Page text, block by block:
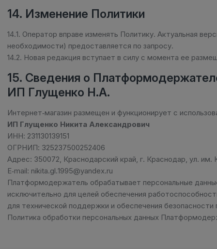
14. Изменение Политики
14.1. Оператор вправе изменять Политику. Актуальная
необходимости) предоставляется по запросу.
14.2. Новая редакция вступает в силу с момента ее
15. Сведения о
ИП Глущенко Н.А.
Интернет‑магазин размещен и функционирует с
ИП Глущенко Никита Александрович
ИНН: 231130139151
ОГРНИП: 325237500252406
Адрес: 350072, Краснодарский край, г. Краснодар, ул. им.
E‑mail: nikita.gl.1995@yandex.ru
Платформодержатель обрабатывает персональные
исключительно для целей обеспечения
для технической поддержки и обеспечения
Политика обработки персональных данных